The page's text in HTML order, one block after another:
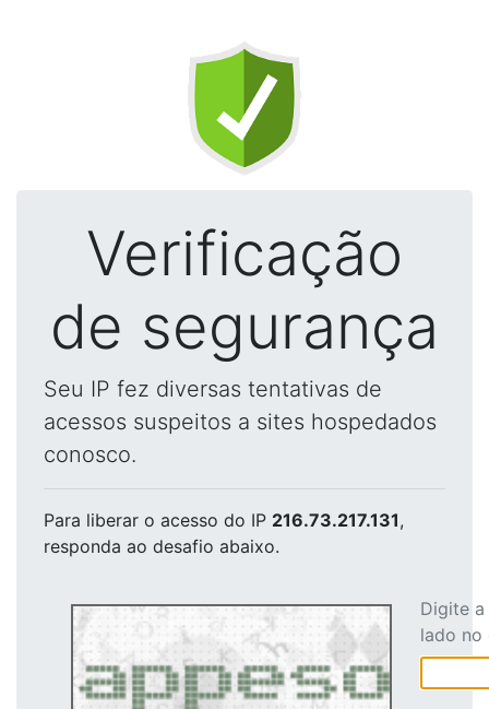
Verificação
de segurança
Seu IP fez diversas tentativas de
acessos suspeitos a sites hospedados
conosco.
Para liberar o acesso do IP 216.73.217.131,
responda ao desafio abaixo.
Digite
lado no